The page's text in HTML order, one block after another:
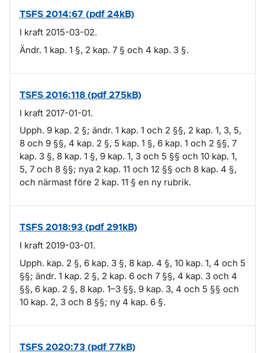
TSFS 2014:67 (pdf 24kB)
I kraft 2015-03-02.
Ändr. 1 kap. 1 §, 2 kap. 7 § och 4 kap. 3 §.
TSFS 2016:118 (pdf 275kB)
I kraft 2017-01-01.
Upph. 9 kap. 2 §; ändr. 1 kap. 1 och 2 §§, 2 kap. 1, 3, 5,
8 och 9 §§, 4 kap. 2 §, 5 kap. 1 §, 6 kap. 1 och 2 §§, 7
kap. 3 §, 8 kap. 1 §, 9 kap. 1, 3 och 5 §§ och 10 kap. 1,
5, 7 och 8 §§; nya 2 kap. 11 och 12 §§ och 8 kap. 4 §,
och närmast före 2 kap. 11 § en ny rubrik.
TSFS 2018:93 (pdf 291kB)
I kraft 2019-03-01.
Upph. kap. 2 §, 6 kap. 3 §, 8 kap. 4 §, 10 kap. 1, 4 och 5
§§; ändr. 1 kap. 2 §, 2 kap. 6 och 7 §§, 4 kap. 3 och 4
§§, 6 kap. 2 §, 8 kap. 1–3 §§, 9 kap. 3, 4 och 5 §§ och
10 kap. 2, 3 och 8 §§; ny 4 kap. 6 §.
TSFS 2020:73 (pdf 77kB)